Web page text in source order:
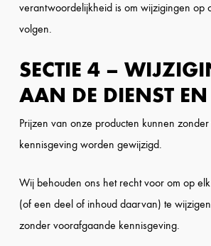
verantwoordelijkheid is om wijzigingen op
volgen.
SECTIE 4 –
AAN DE DIENST
Prijzen van onze producten kunnen
kennisgeving worden gewijzigd.
Wij behouden ons het recht voor om op
(of een deel of inhoud daarvan) te
zonder voorafgaande kennisgeving.